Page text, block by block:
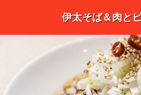
伊太そば＆肉と